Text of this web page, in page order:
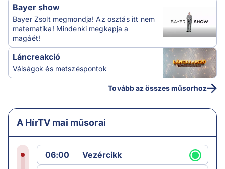
Bayer show
Bayer Zsolt megmondja! Az osztás itt nem
matematika! Mindenki megkapja a
magáét!
Láncreakció
Válságok és metszéspontok
Tovább az összes műsorhoz
A HírTV mai műsorai
06:00
Vezércikk